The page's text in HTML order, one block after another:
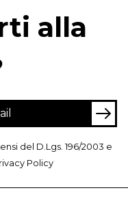
alla
del D.Lgs. 196/2003 e
Policy